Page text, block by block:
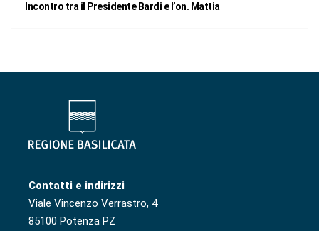
Incontro tra il Presidente Bardi e l’on. Mattia
Contatti e indirizzi
Viale Vincenzo Verrastro, 4
85100 Potenza PZ